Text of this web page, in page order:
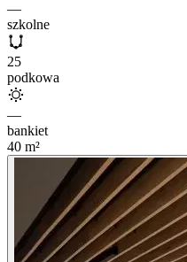
—
szkolne
25
podkowa
—
bankiet
40 m²